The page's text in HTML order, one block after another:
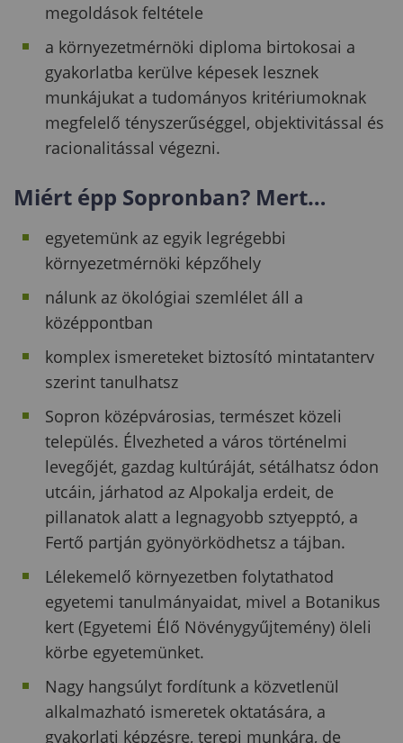
megoldások feltétele
a környezetmérnöki diploma birtokosai a
gyakorlatba kerülve képesek lesznek
munkájukat a tudományos kritériumoknak
megfelelő tényszerűséggel, objektivitással és
racionalitással végezni.
Miért épp Sopronban? Mert…
egyetemünk az egyik legrégebbi
környezetmérnöki képzőhely
nálunk az ökológiai szemlélet áll a
középpontban
komplex ismereteket biztosító mintatanterv
szerint tanulhatsz
Sopron középvárosias, természet közeli
település. Élvezheted a város történelmi
levegőjét, gazdag kultúráját, sétálhatsz ódon
utcáin, járhatod az Alpokalja erdeit, de
pillanatok alatt a legnagyobb sztyepptó, a
Fertő partján gyönyörködhetsz a tájban.
Lélekemelő környezetben folytathatod
egyetemi tanulmányaidat, mivel a Botanikus
kert (Egyetemi Élő Növénygyűjtemény) öleli
körbe egyetemünket.
Nagy hangsúlyt fordítunk a közvetlenül
alkalmazható ismeretek oktatására, a
gyakorlati képzésre, terepi munkára, de